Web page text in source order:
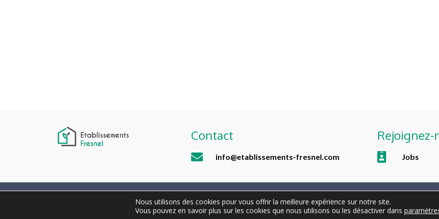
Contact
info@etablissements-fresnel.com
Rejoignez-
Jobs
2026 © All rights reserved - Etablissements Fresnel
Nous utilisons des cookies pour vous offrir la meilleure expérience sur notre site.
Vous pouvez en savoir plus sur les cookies que nous utilisons ou les désactiver dans